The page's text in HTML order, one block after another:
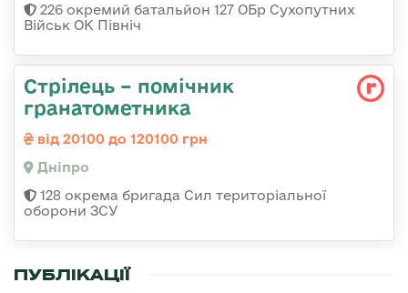
226 окремий батальйон 127 ОБр Сухопутних
Військ ОК Північ
Стрілець – помічник
гранатометника
від 20100 до 120100 грн
Дніпро
128 окрема бригада Сил територіальної
оборони ЗСУ
ПУБЛІКАЦІЇ